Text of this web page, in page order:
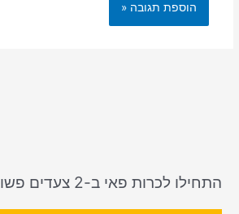
התחילו לכרות פאי ב-2 צעדים פשוטים